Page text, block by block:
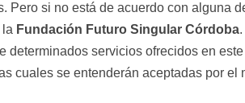
Pero si no está de acuerdo con alguna
Fundación Futuro Singular Córdoba
determinados servicios ofrecidos en
cuales se entenderán aceptadas por el